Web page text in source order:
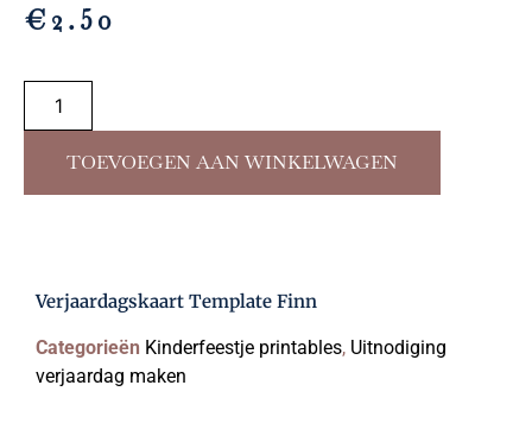
€ 2.50
TOEVOEGEN AAN WINKELWAGEN
Verjaardagskaart Template Finn
Categorieën Kinderfeestje printables, Uitnodiging
verjaardag maken